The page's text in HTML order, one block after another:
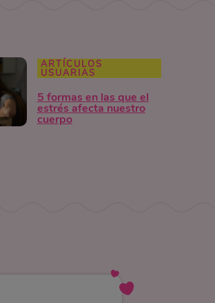
ARTÍCULOS
USUARIAS
5 formas en las que el
estrés afecta nuestro
cuerpo